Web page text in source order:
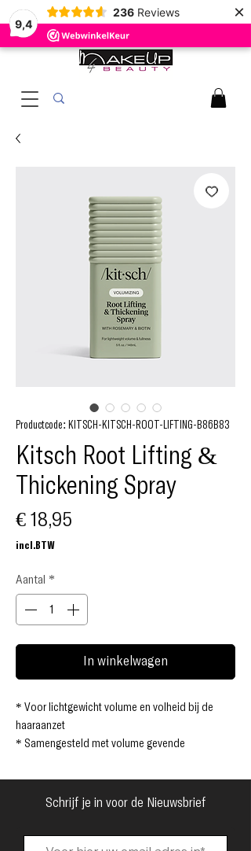
9,4
236 Reviews ×
Productcode: KITSCH-KITSCH-ROOT-LIFTING-B86B83
Kitsch Root Lifting &
Thickening Spray
€ 18,95
incl.BTW
Aantal *
In winkelwagen
* Voor lichtgewicht volume en volheid bij de
haaraanzet
* Samengesteld met volume gevende
peptiden, voor extra lift en volume
* Verrijkt met rozemarijn en biotine om de
Waarom je dit geweldig zult vinden:
Schrijf je in voor de Nieuwsbrief